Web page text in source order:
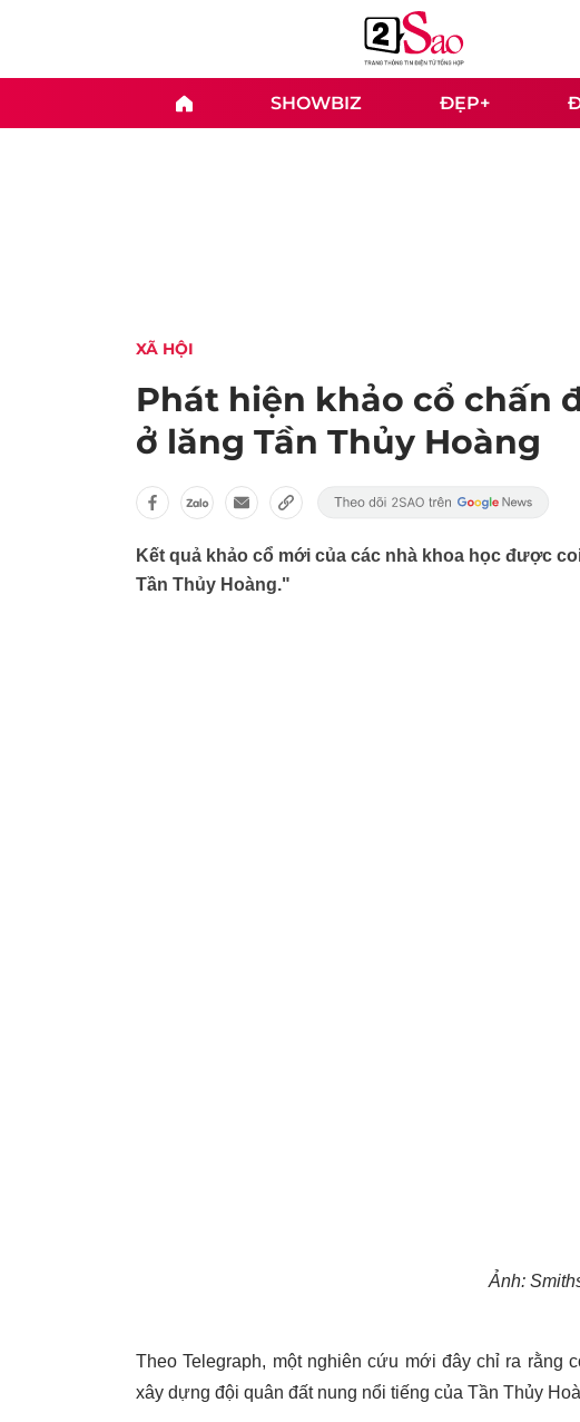
SHOWBIZ ĐẸP+
XÃ HỘI
Phát hiện khảo cổ chấn
ở lăng Tần Thủy Hoàng
Kết quả khảo cổ mới của các nhà khoa học được
Tần Thủy Hoàng."
Ảnh:
Theo Telegraph, một nghiên cứu mới đây chỉ ra rằng
xây dựng đội quân đất nung nổi tiếng của Tần Thủy